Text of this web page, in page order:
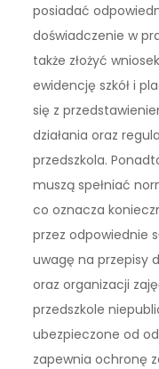
posiadać
doświadczenie w
także złożyć
ewidencję szkół i
się z
działania oraz
przedszkola.
muszą spełniać
co oznacza
przez odpowiednie
uwagę na przepisy
oraz organizacji
przedszkole
ubezpieczone od
zapewnia ochronę